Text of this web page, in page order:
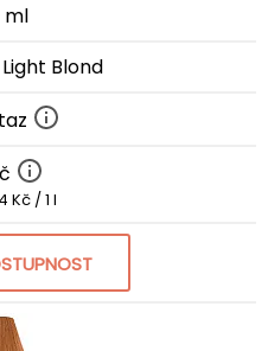
ml
Blond
Kč / 1 l